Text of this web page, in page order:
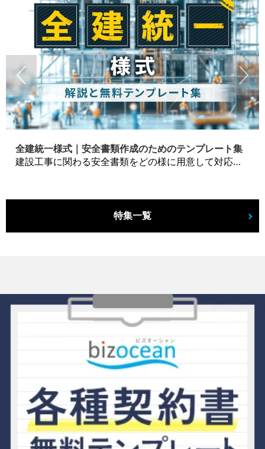
全建統一様式｜安全書類作成のためのテンプレート集
建設工事に関わる安全書類をどの様に用意して対応するか？関連書式テンプレートから書き方の注意点などの役立つコラムをbizoceanがお届けします。
特集一覧